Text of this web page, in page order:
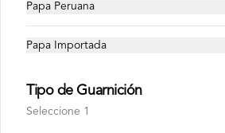
Papa Peruana
Papa Importada
Tipo de Guarnición
Seleccione 1